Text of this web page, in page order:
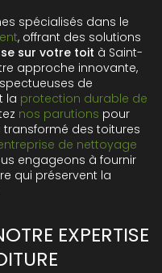
spécialisés dans le
, offrant des solutions
sur votre toit à Saint-
approche innovante,
de
la protection durable de
nos parutions pour
des toitures
de nettoyage
engageons à fournir
qui préservent la
EXPERTISE